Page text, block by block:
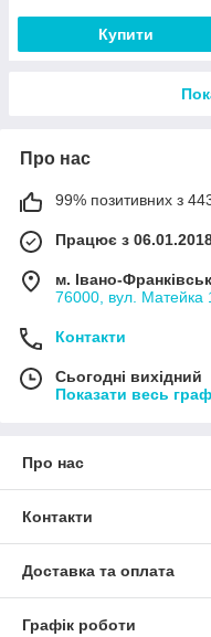
Купити
Про нас
99% позитивних з 443
Працює з
м. Івано-Франківськ
76000, вул. Матейка
Контакти
Сьогодні вихідний
Показати весь
Про нас
Контакти
Доставка та оплата
Графік роботи